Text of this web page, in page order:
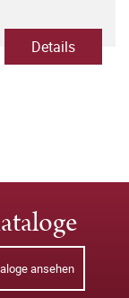
Details
ansehen